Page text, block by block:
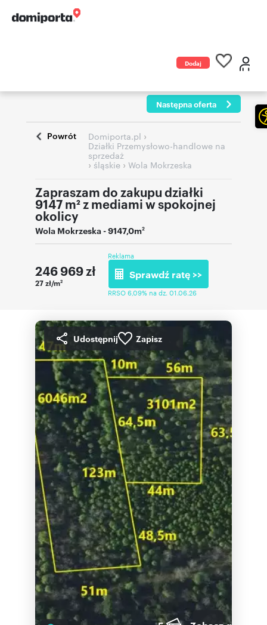
Dodaj
Następna oferta
Powrót Domiporta.pl ›
Działki Przemysłowo-handlowe na
sprzedaż
›śląskie › Wola Mokrzeska
Zapraszam do zakupu działki
9147 m² z mediami w spokojnej
okolicy
Wola Mokrzeska- 9147,0m2
246 969zł
27 zł/m2
Reklama
Sprawdź ratę >>
RRSO 6,09% na dz. 01.06.26
Udostępnij Zapisz